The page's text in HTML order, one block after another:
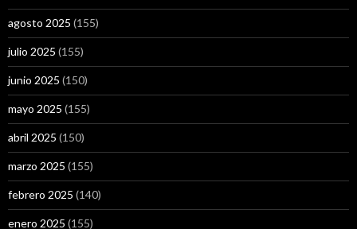
agosto 2025 (155)
julio 2025 (155)
junio 2025 (150)
mayo 2025 (155)
abril 2025 (150)
marzo 2025 (155)
febrero 2025 (140)
enero 2025 (155)